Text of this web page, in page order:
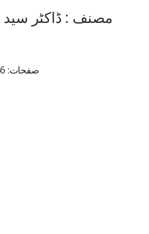
مصنف : ڈاکٹر
صفحات: 46